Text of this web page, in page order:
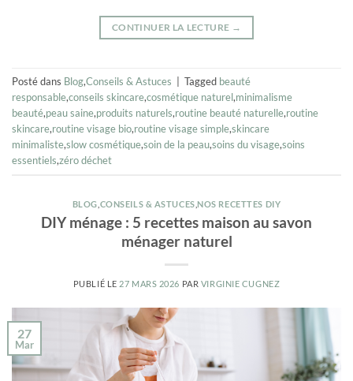
CONTINUER LA LECTURE →
Posté dans Blog,Conseils & Astuces Tagged beauté
responsable,conseils skincare,cosmétique naturel,minimalisme
beauté,peau saine,produits naturels,routine beauté naturelle,routine
skincare,routine visage bio,routine visage simple,skincare
minimaliste,slow cosmétique,soin de la peau,soins du visage,soins
essentiels,zéro déchet
BLOG CONSEILS & ASTUCES NOS RECETTES DIY
DIY ménage : 5 recettes maison au savon
ménager naturel
PUBLIÉ LE 27 MARS 2026 PAR VIRGINIE CUGNEZ
27
Mar